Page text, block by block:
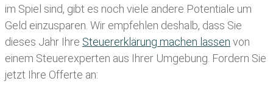
im Spiel sind, gibt es noch viele andere Potentiale um
Geld einzusparen. Wir empfehlen deshalb, dass Sie
dieses Jahr Ihre Steuererklärung machen lassen von
einem Steuerexperten aus Ihrer Umgebung. Fordern Sie
jetzt Ihre Offerte an: